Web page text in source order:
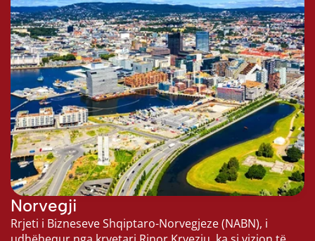
Norvegji
Rrjeti i Bizneseve Shqiptaro-Norvegjeze (NABN), i